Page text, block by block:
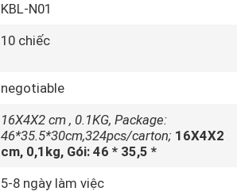
KBL-N01
10 chiếc
negotiable
16X4X2 cm , 0.1KG, Package:
46*35.5*30cm,324pcs/carton; 16X4X2
cm, 0,1kg, Gói: 46 * 35,5 *
5-8 ngày làm việc